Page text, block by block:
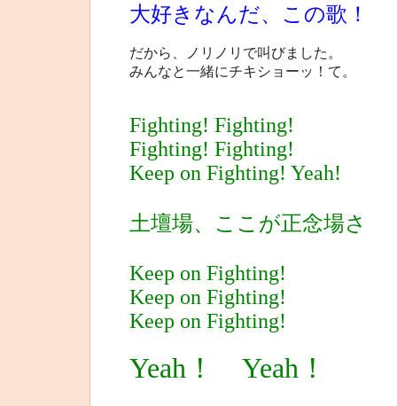
大好きなんだ、この歌！
だから、ノリノリで叫びました。
みんなと一緒にチキショーッ！て。
Fighting! Fighting!
Fighting! Fighting!
Keep on Fighting! Yeah!
土壇場、ここが正念場さ
Keep on Fighting!
Keep on Fighting!
Keep on Fighting!
Yeah！ Yeah！